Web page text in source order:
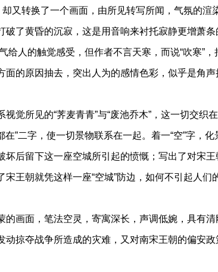
又转换了一个画面，由所见转写所闻，气氛的渲
了黄昏的沉寂，这是用音响来衬托寂静更增萧条
给人的触觉感受，但作者不言天寒，而说“吹寒”，
的原因抽去，突出人为的感情色彩，似乎是角声
所见的“荠麦青青”与“废池乔木”，这一切交织在
”二字，使一切景物联系在一起。着一“空”字，化
后留下这一座空城所引起的愤慨；写出了对宋王
王朝就凭这样一座“空城”防边，如何不引起人们
画面，笔法空灵，寄寓深长，声调低婉，具有清
掠夺战争所造成的灾难，又对南宋王朝的偏安政